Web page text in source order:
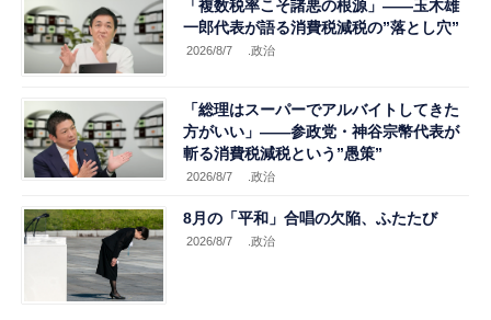
「複数税率こそ諸悪の根源」――玉木雄
一郎代表が語る消費税減税の”落とし穴”
2026/8/7 .政治
「総理はスーパーでアルバイトしてきた
方がいい」――参政党・神谷宗幣代表が
斬る消費税減税という”愚策”
2026/8/7 .政治
8月の「平和」合唱の欠陥、ふたたび
2026/8/7 .政治